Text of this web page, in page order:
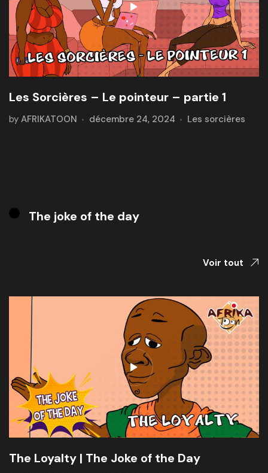
Les Sorcières – Le pointeur – partie 1
by AFRIKATOON décembre 24, 2024 Les sorcières
The joke of the day
Voir tout
The Loyalty | The Joke of the Day